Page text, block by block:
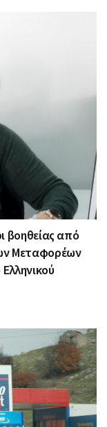
βοηθείας από
Μεταφορέων